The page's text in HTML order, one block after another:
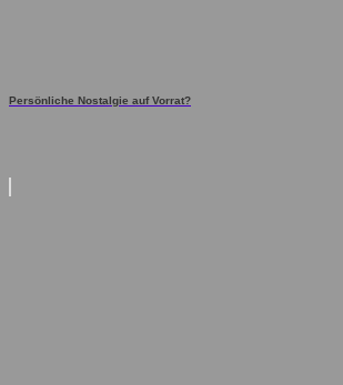
Persönliche Nostalgie auf Vorrat?